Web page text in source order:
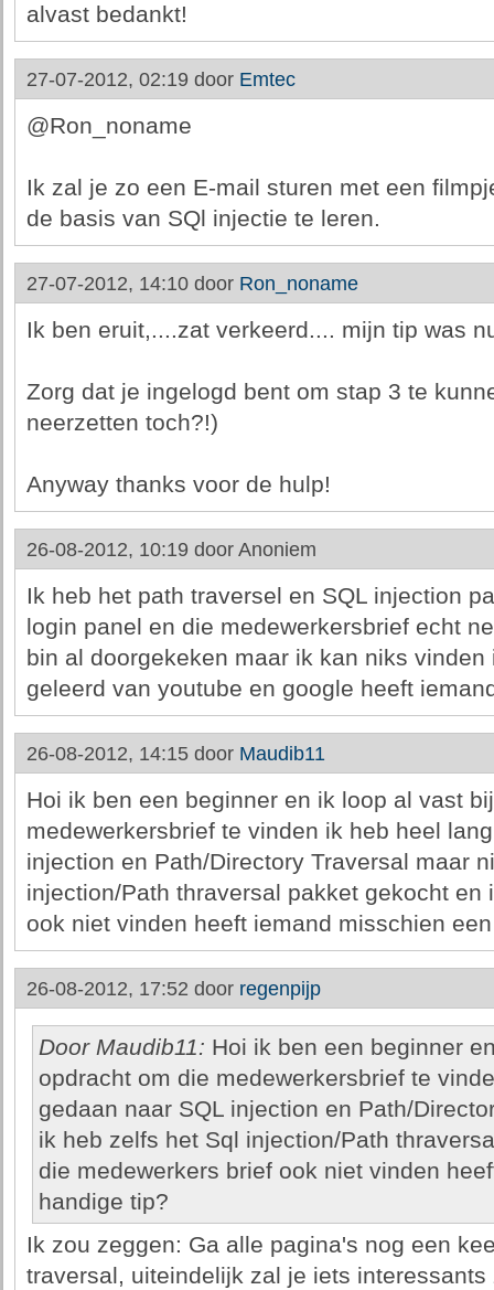
alvast bedankt!
27-07-2012, 02:19 door Emtec
@Ron_noname
Ik zal je zo een E-mail sturen met een
de basis van SQl injectie te leren.
27-07-2012, 14:10 door Ron_noname
Ik ben eruit,....zat verkeerd.... mijn tip was
Zorg dat je ingelogd bent om stap 3 te
neerzetten toch?!)
Anyway thanks voor de hulp!
26-08-2012, 10:19 door Anoniem
Ik heb het path traversel en SQL injection
login panel en die medewerkersbrief echt
bin al doorgekeken maar ik kan niks
geleerd van youtube en google heeft
26-08-2012, 14:15 door Maudib11
Hoi ik ben een beginner en ik loop al vast
medewerkersbrief te vinden ik heb heel
injection en Path/Directory Traversal maar
injection/Path thraversal pakket gekocht en
ook niet vinden heeft iemand misschien
26-08-2012, 17:52 door regenpijp
Door Maudib11: Hoi ik ben een beginner
opdracht om die medewerkersbrief te
gedaan naar SQL injection en Path/
ik heb zelfs het Sql injection/Path
die medewerkers brief ook niet vinden
handige tip?
Ik zou zeggen: Ga alle pagina's nog een
traversal, uiteindelijk zal je iets interessants